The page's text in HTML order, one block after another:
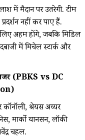
में मैदान पर उतरेगी. टीम
नहीं कर पाए हैं.
अहम होंगे, जबकि मिडिल
में मिचेल स्टार्क और
(PBKS vs DC
श्रेयस अय्यर
मार्को यानसन, लॉकी
चहल.